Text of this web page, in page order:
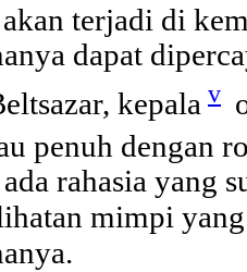
terjadi di
dapat
kepala v
penuh dengan
rahasia yang
mimpi